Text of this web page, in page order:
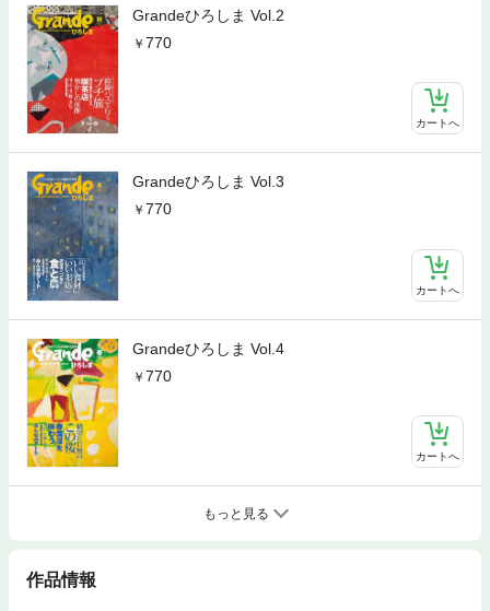
Grandeひろしま Vol.2
770
カートへ
Grandeひろしま Vol.3
770
カートへ
Grandeひろしま Vol.4
770
カートへ
もっと見る
作品情報